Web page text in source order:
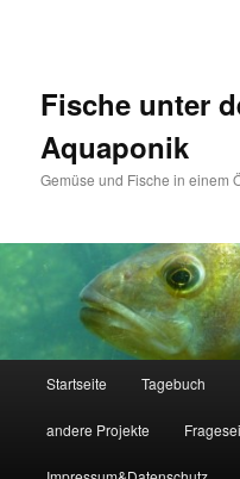
Fische unter
Aquaponik
Gemüse und Fische in einem
Startseite Tagebuch
andere Projekte